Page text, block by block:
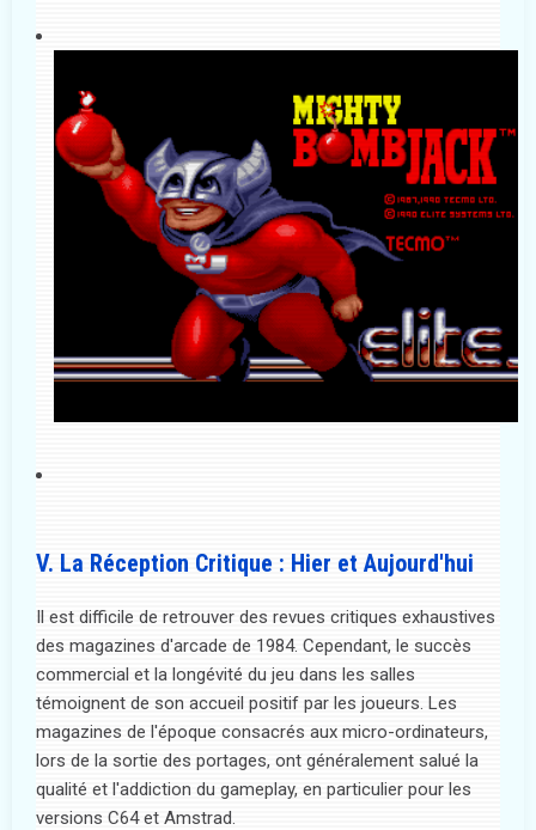
V. La Réception Critique : Hier et Aujourd'hui
Il est difficile de retrouver des revues critiques exhaustives
des magazines d'arcade de 1984. Cependant, le succès
commercial et la longévité du jeu dans les salles
témoignent de son accueil positif par les joueurs. Les
magazines de l'époque consacrés aux micro-ordinateurs,
lors de la sortie des portages, ont généralement salué la
qualité et l'addiction du gameplay, en particulier pour les
versions C64 et Amstrad.